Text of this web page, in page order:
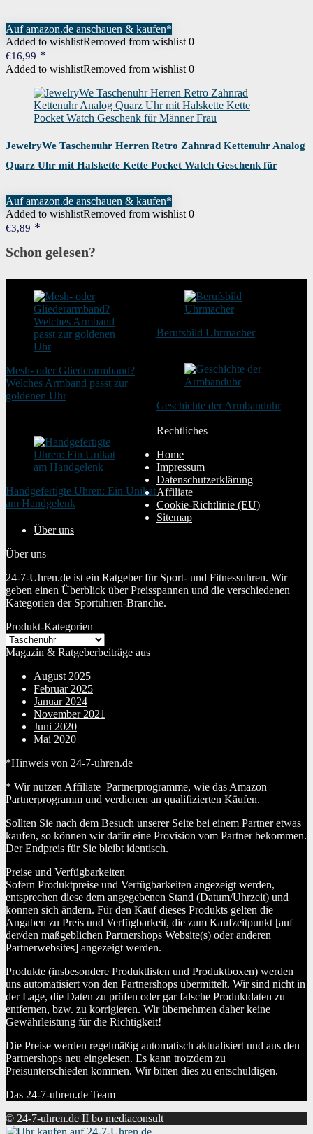
Auf amazon.de anschauen & kaufen*
Added to wishlistRemoved from wishlist 0
€16,99
Added to wishlistRemoved from wishlist 0
JewelryWe Taschenuhr Herren Retro Zahnrad Kettenuhr Analog
Quarz Uhr mit Halskette Kette Pocket Watch Geschenk für
Auf amazon.de anschauen & kaufen*
Added to wishlistRemoved from wishlist 0
€3,89
Schon gelesen?
Mesh- oder Gliederarmband?
Welches Armband passt zur
goldenen Uhr
Berufsbild Uhrmacher
Geschichte der Armbanduhr
Handgefertigte Uhren: Ein Unikat
am Handgelenk
Rechtliches
Home
Impressum
Datenschutzerklärung
Affiliate
Cookie-Richtlinie (EU)
Sitemap
Über uns
Über uns
24-7-Uhren.de ist ein Ratgeber für Sport- und Fitnessuhren. Wir
geben einen Überblick über Preisspannen und die verschiedenen
Kategorien der Sportuhren-Branche.
Produkt-Kategorien
Magazin & Ratgeberbeiträge aus
August 2025
Februar 2025
Januar 2024
November 2021
Juni 2020
Mai 2020
*Hinweis von 24-7-uhren.de
* Wir nutzen Affiliate Partnerprogramme, wie das Amazon
Partnerprogramm und verdienen an qualifizierten Käufen.
Sollten Sie nach dem Besuch unserer Seite bei einem Partner etwas
kaufen, so können wir dafür eine Provision vom Partner bekommen.
Der Endpreis für Sie bleibt identisch.
Preise und Verfügbarkeiten
Sofern Produktpreise und Verfügbarkeiten angezeigt werden,
entsprechen diese dem angegebenen Stand (Datum/Uhrzeit) und
können sich ändern. Für den Kauf dieses Produkts gelten die
Angaben zu Preis und Verfügbarkeit, die zum Kaufzeitpunkt [auf
der/den maßgeblichen Partnershops Website(s) oder anderen
Partnerwebsites] angezeigt werden.
Produkte (insbesondere Produktlisten und Produktboxen) werden
uns automatisiert von den Partnershops übermittelt. Wir sind nicht in
der Lage, die Daten zu prüfen oder gar falsche Produktdaten zu
entfernen, bzw. zu korrigieren. Wir übernehmen daher keine
Gewährleistung für die Richtigkeit!
Die Preise werden regelmäßig automatisch aktualisiert und aus den
Partnershops neu eingelesen. Es kann trotzdem zu
Preisunterschieden kommen. Wir bitten dies zu entschuldigen.
Das 24-7-uhren.de Team
© 24-7-uhren.de II bo mediaconsult